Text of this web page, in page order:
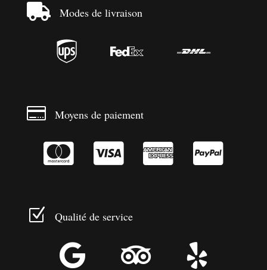
 Modes de livraison
  
 Moyens de paiement
   
Z Qualité de service
  